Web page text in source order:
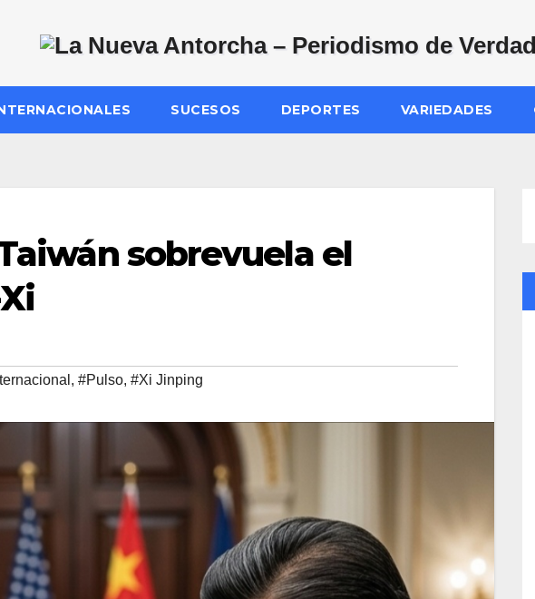
SUCESOS DEPORTES VARIEDADES
sobrevuela el
, #Pulso, #Xi Jinping